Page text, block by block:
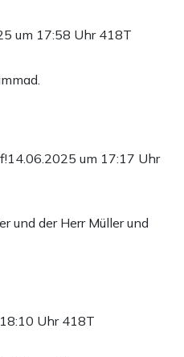
um 17:58 Uhr 418T
14.06.2025 um 17:17 Uhr
und der Herr Müller und
Uhr 418T